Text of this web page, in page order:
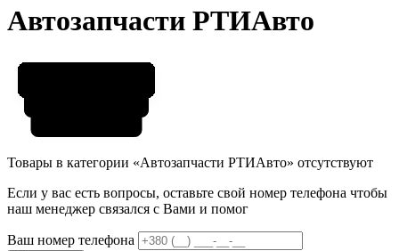
Автозапчасти РТИАвто
Товары в категории «Автозапчасти РТИАвто» отсутствуют
Если у вас есть вопросы, оставьте свой номер телефона чтобы
наш менеджер связался с Вами и помог
Ваш номер телефона